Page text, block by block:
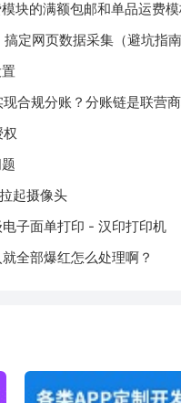
块的满额包邮和单品运费模
定网页数据采集（避坑指南
合规分账？分账链是联营
起摄像头
子面单打印 - 汉印打印机
全部爆红怎么处理啊？